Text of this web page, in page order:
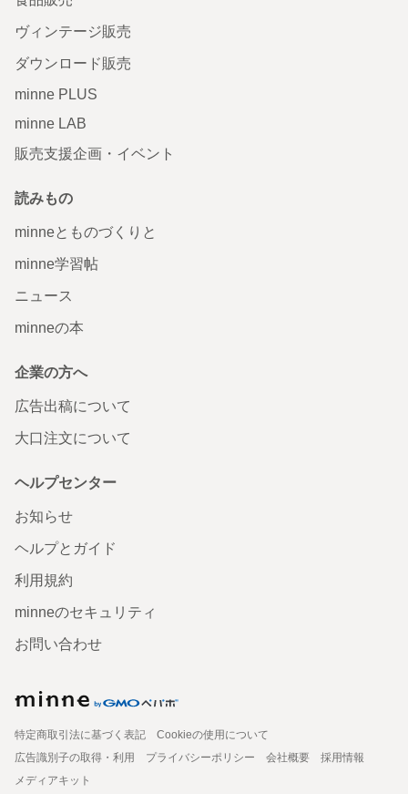
ヴィンテージ販売
ダウンロード販売
minne PLUS
minne LAB
販売支援企画・イベント
読みもの
minneとものづくりと
minne学習帖
ニュース
minneの本
企業の方へ
広告出稿について
大口注文について
ヘルプセンター
お知らせ
ヘルプとガイド
利用規約
minneのセキュリティ
お問い合わせ
特定商取引法に基づく表記
Cookieの使用について
広告識別子の取得・利用
プライバシーポリシー 会社概要
採用情報
メディアキット